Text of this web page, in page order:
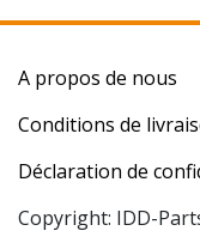
A propos de nous
Conditions de
Déclaration de
Copyright: IDD-